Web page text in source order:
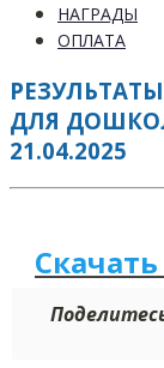
НАГРАДЫ
ОПЛАТА
ДЛЯ
21.04.2025